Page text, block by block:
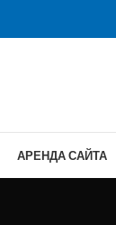
АРЕНДА САЙТА